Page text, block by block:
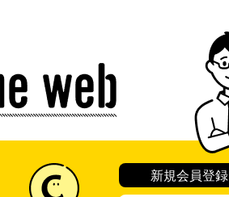
新規会員登録